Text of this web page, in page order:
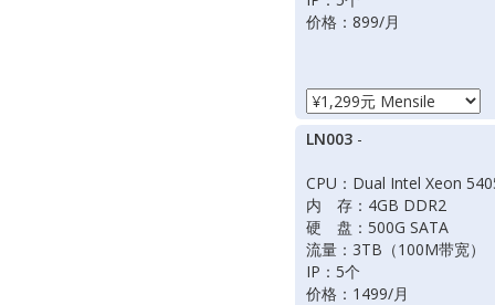
价格：899/月
LN003 -
CPU：Dual Intel Xeon
内 存：4GB DDR2
硬 盘：500G SATA
流量：3TB（100M带宽）
IP：5个
价格：1499/月